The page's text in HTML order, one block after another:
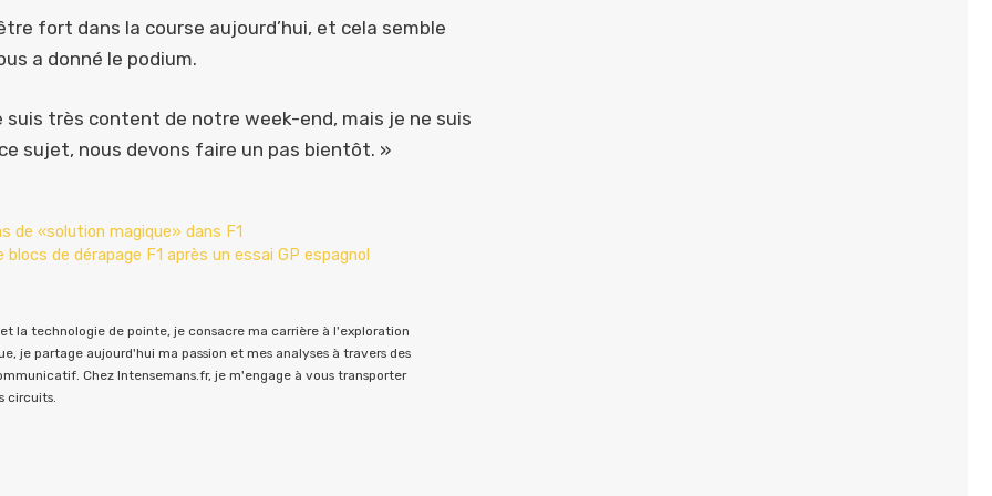
fort dans la course aujourd’hui, et cela semble
a donné le podium.
suis très content de notre week-end, mais je ne suis
sujet, nous devons faire un pas bientôt. »
de «solution magique» dans F1
de dérapage F1 après un essai GP espagnol
la technologie de pointe, je consacre ma carrière à l'exploration
je partage aujourd'hui ma passion et mes analyses à travers des
Chez Intensemans.fr, je m'engage à vous transporter
circuits.